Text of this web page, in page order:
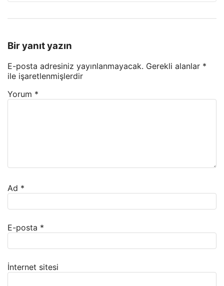
Bir yanıt yazın
E-posta adresiniz yayınlanmayacak. Gerekli alanlar *
ile işaretlenmişlerdir
Yorum *
Ad *
E-posta *
İnternet sitesi